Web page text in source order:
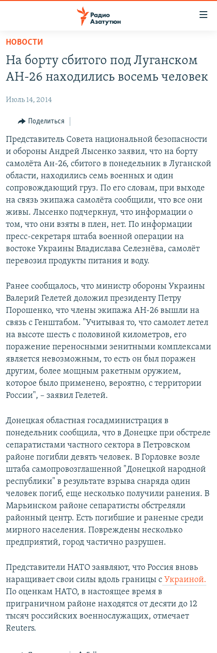
Перейти
основному
содержанию
навигации
Перейти
поиску
ГЛАВНАЯ
НОВОСТИ
ОБЩЕСТВО
ЭКОНОМИКА
РЕГИОН
НАГОРНЫЙ КАРАБАХ
КУЛЬТУРА
СПОРТ
АРХИВ
Հայերեն
English
Все сайты Радио Азатутюн
НОВОСТИ
На борту сбитого под Луганском
АН-26 находились восемь человек
Июль 14, 2014
Поделиться
Представитель Совета национальной безопасности
и обороны Андрей Лысенко заявил, что на борту
самолёта Ан-26, сбитого в понедельник в Луганской
области, находились семь военных и один
сопровождающий груз. По его словам, при выходе
на связь экипажа самолёта сообщили, что все они
живы. Лысенко подчеркнул, что информации о
том, что они взяты в плен, нет. По информации
пресс-секретаря штаба военной операции на
востоке Украины Владислава Селезнёва, самолёт
перевозил продукты питания и воду.
Ранее сообщалось, что министр обороны Украины
Валерий Гелетей доложил президенту Петру
Порошенко, что члены экипажа АН-26 вышли на
связь с Генштабом. "Учитывая то, что самолет летел
на высоте шесть с половиной километров, его
поражение переносными зенитными комплексами
является невозможным, то есть он был поражен
другим, более мощным ракетным оружием,
которое было применено, вероятно, с территории
России", – заявил Гелетей.
Донецкая областная госадминистрация в
понедельник сообщила, что в Донецке при обстреле
сепаратистами частного сектора в Петровском
районе погибли девять человек. В Горловке возле
штаба самопровозглашенной "Донецкой народной
республики" в результате взрыва снаряда один
человек погиб, еще несколько получили ранения. В
Марьинском районе сепаратисты обстреляли
районный центр. Есть погибшие и раненые среди
мирного населения. Повреждены несколько
предприятий, город частично разрушен.
Представители НАТО заявляют, что Россия вновь
наращивает свои силы вдоль границы с Украиной.
По оценкам НАТО, в настоящее время в
приграничном районе находятся от десяти до 12
тысяч российских военнослужащих, отмечает
Reuters.